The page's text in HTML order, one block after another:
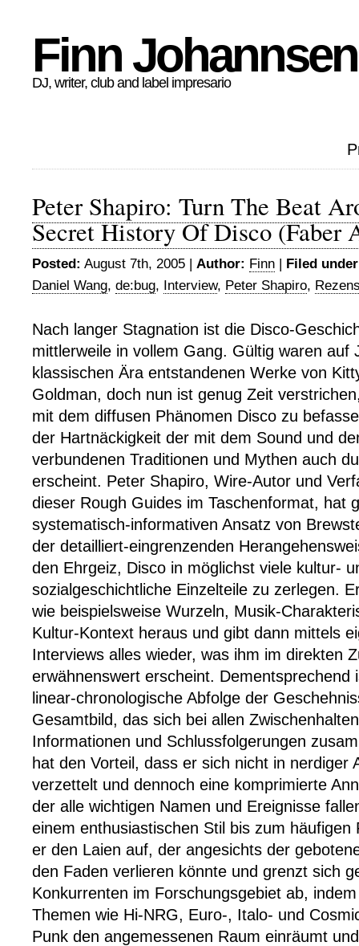
Finn Johannsen
DJ, writer, club and label impresario
Peter Shapiro: Turn The Beat
Secret History Of Disco (Faber
Posted: August 7th, 2005 | Author: Finn | Filed
Daniel Wang, de:bug, Interview, Peter Shapiro,
Nach langer Stagnation ist die Disco-
mittlerweile in vollem Gang. Gültig waren auf
klassischen Ära entstandenen Werke von
Goldman, doch nun ist genug Zeit
mit dem diffusen Phänomen Disco zu
der Hartnäckigkeit der mit dem Sound und
verbundenen Traditionen und Mythen auch
erscheint. Peter Shapiro, Wire-Autor und
dieser Rough Guides im Taschenformat, hat
systematisch-informativen Ansatz von
der detailliert-eingrenzenden
den Ehrgeiz, Disco in möglichst viele kultur-
sozialgeschichtliche Einzelteile zu zerlegen.
wie beispielsweise Wurzeln, Musik-
Kultur-Kontext heraus und gibt dann mittels
Interviews alles wieder, was ihm im direkten
erwähnenswert erscheint. Dementsprechend
linear-chronologische Abfolge der
Gesamtbild, das sich bei allen
Informationen und Schlussfolgerungen
hat den Vorteil, dass er sich nicht in nerdiger
verzettelt und dennoch eine komprimierte
der alle wichtigen Namen und Ereignisse
einem enthusiastischen Stil bis zum häufigen
er den Laien auf, der angesichts der
den Faden verlieren könnte und grenzt sich
Konkurrenten im Forschungsgebiet ab,
Themen wie Hi-NRG, Euro-, Italo- und
Punk den angemessenen Raum einräumt